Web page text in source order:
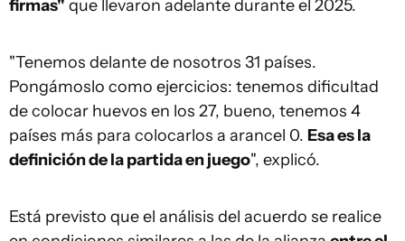
firmas" que llevaron adelante durante el 2025.
"Tenemos delante de nosotros 31 países.
Pongámoslo como ejercicios: tenemos dificultad
de colocar huevos en los 27, bueno, tenemos 4
países más para colocarlos a arancel 0. Esa es la
definición de la partida en juego", explicó.
Está previsto que el análisis del acuerdo se realice